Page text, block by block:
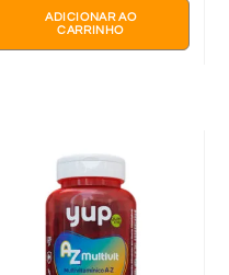
ADICIONAR AO
CARRINHO